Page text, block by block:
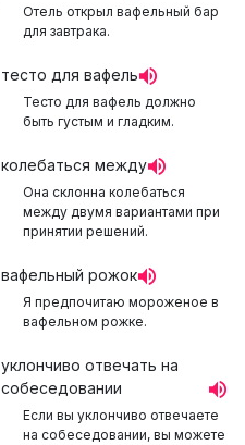
Отель открыл вафельный бар
для завтрака.
тесто для вафель
Тесто для вафель должно
быть густым и гладким.
колебаться между
Она склонна колебаться
между двумя вариантами при
принятии решений.
вафельный рожок
Я предпочитаю мороженое в
вафельном рожке.
уклончиво отвечать на
собеседовании
Если вы уклончиво отвечаете
на собеседовании, вы можете